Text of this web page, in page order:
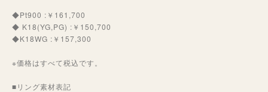
◆Pt900 :￥161,700
◆ K18(YG,PG) :￥150,700
◆K18WG :￥157,300
※価格はすべて税込です。
■リング素材表記